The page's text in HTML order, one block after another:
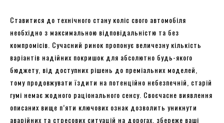
Ставитися до технічного стану коліс свого автомобіля
необхідно з максимальною відповідальністю та без
компромісів. Сучасний ринок пропонує величезну кількість
варіантів надійних покришок для абсолютно будь-якого
бюджету, від доступних рішень до преміальних моделей,
тому продовжувати їздити на потенційно небезпечній, старій
гумі немає жодного раціонального сенсу. Своєчасне виявлення
описаних вище п’яти ключових ознак дозволить уникнути
аварійних та стресових ситуацій на дорогах, збереже ваші